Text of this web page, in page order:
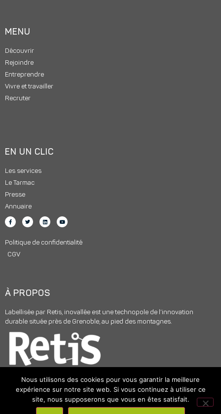
MENU
Découvrir
Rejoindre
Entreprendre
Vivre et travailler
Recruter
EN UN CLIC
Les services
Le Tarmac
Presse
Annuaire
Politique de confidentialité
CGV
À PROPOS
Labellisée par Retis, inovallée est une technopole de l’innovation
durable située près de Grenoble, au pied des montagnes.
Nous utilisons des cookies pour vous garantir la meilleure
expérience sur notre site web. Si vous continuez à utiliser ce
site, nous supposerons que vous en êtes satisfait.